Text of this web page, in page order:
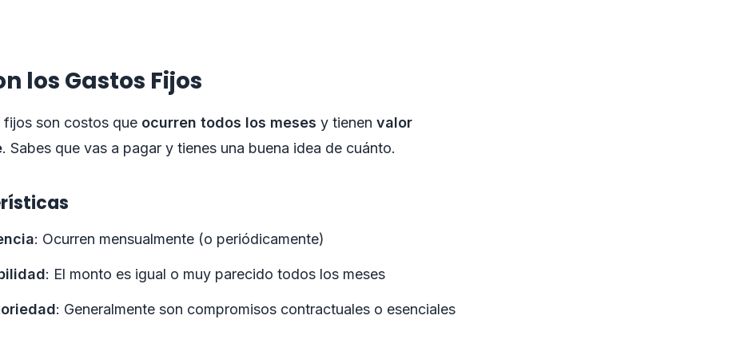
los Gastos Fijos
fijos son costos que ocurren todos los meses y tienen valor
. Sabes que vas a pagar y tienes una buena idea de cuánto.
: Ocurren mensualmente (o periódicamente)
: El monto es igual o muy parecido todos los meses
: Generalmente son compromisos contractuales o esenciales